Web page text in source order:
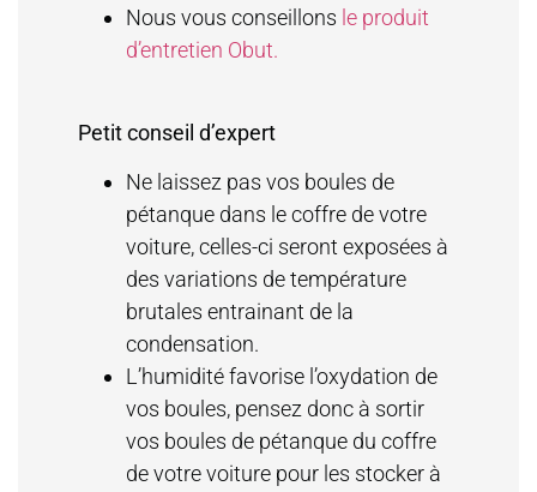
Nous vous conseillons le produit
d’entretien Obut.
Petit conseil d’expert
Ne laissez pas vos boules de
pétanque dans le coffre de votre
voiture, celles-ci seront exposées à
des variations de température
brutales entrainant de la
condensation.
L’humidité favorise l’oxydation de
vos boules, pensez donc à sortir
vos boules de pétanque du coffre
de votre voiture pour les stocker à